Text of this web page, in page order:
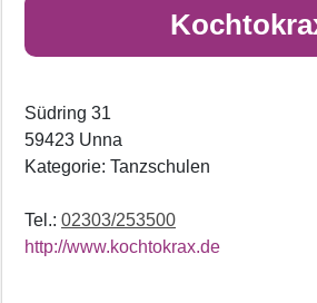
Südring 31
59423 Unna
Kategorie: Tanzschulen
Tel.: 02303/253500
http://www.kochtokrax.de